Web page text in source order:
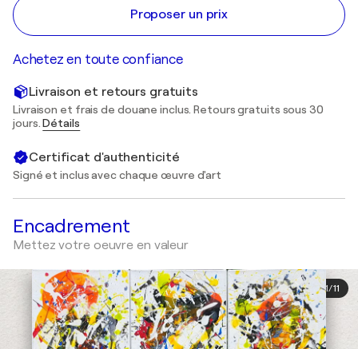
Proposer un prix
Achetez en toute confiance
Livraison et retours gratuits
Livraison et frais de douane inclus. Retours gratuits sous 30
jours.Détails
Certificat d'authenticité
Signé et inclus avec chaque œuvre d'art
Encadrement
Mettez votre oeuvre en valeur
1/11